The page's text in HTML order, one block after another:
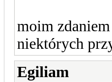
moim
niektórych
Egiliam